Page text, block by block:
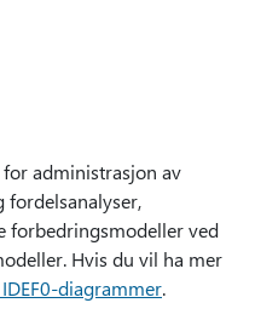
administrasjon av
fordelsanalyser,
forbedringsmodeller ved
Hvis du vil ha mer
diagrammer.